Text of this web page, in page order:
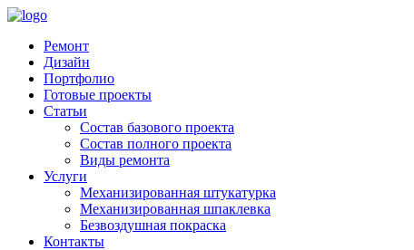
Ремонт
Дизайн
Портфолио
Готовые проекты
Статьи
Состав базового проекта
Состав полного проекта
Виды ремонта
Услуги
Механизированная штукатурка
Механизированная шпаклевка
Безвоздушная покраска
Контакты